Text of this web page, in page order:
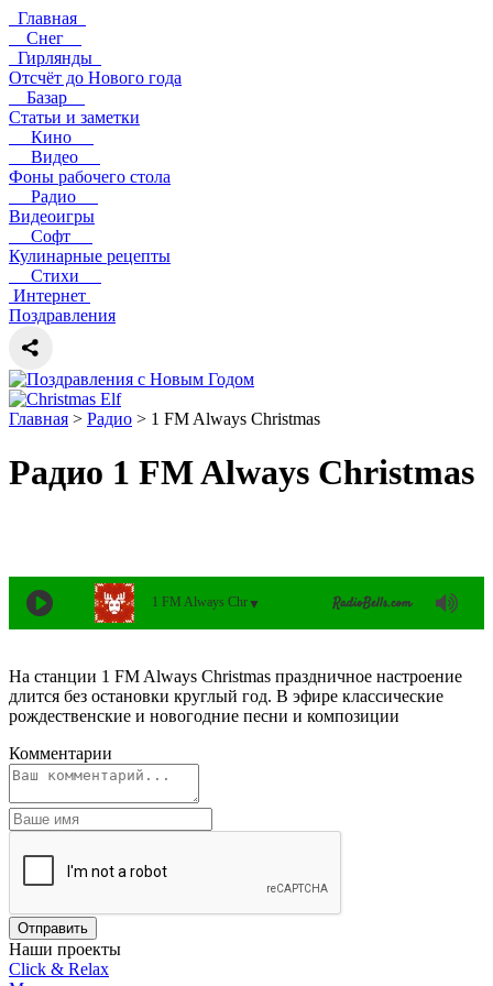
Главная
Снег
Гирлянды
Отсчёт до Нового года
Базар
Статьи и заметки
Кино
Видео
Фоны рабочего стола
Радио
Видеоигры
Софт
Кулинарные рецепты
Стихи
Интернет
Поздравления
Главная > Радио > 1 FM Always Christmas
Радио 1 FM Always Christmas
1 FM Always Christmas
▼
На станции 1 FM Always Christmas праздничное настроение
длится без остановки круглый год. В эфире классические
рождественские и новогодние песни и композиции
Комментарии
Наши проекты
Click & Relax